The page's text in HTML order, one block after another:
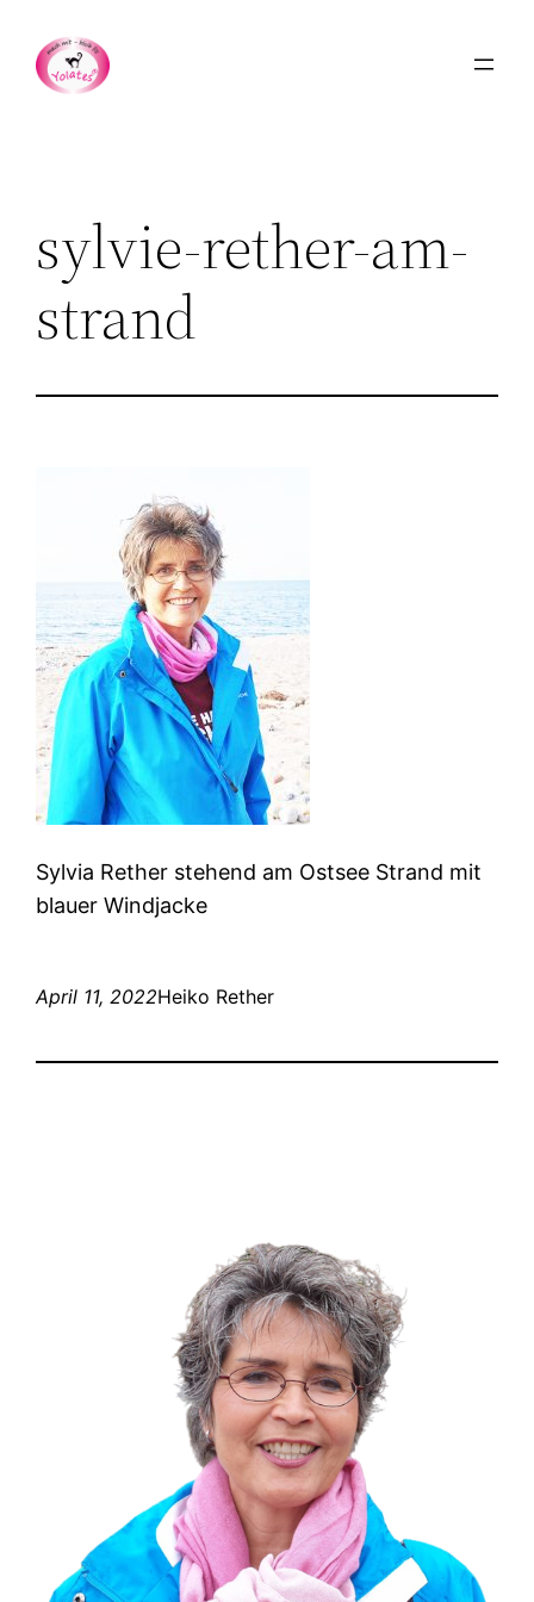
Inhalt
springen
sylvie-rether-am-
strand
Sylvia Rether stehend am Ostsee Strand mit
blauer Windjacke
April 11, 2022Heiko Rether